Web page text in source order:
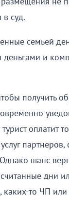
суд.
семьей
и
получить
оплатит
партнеров,
шанс
считанные дни
каких-то ЧП